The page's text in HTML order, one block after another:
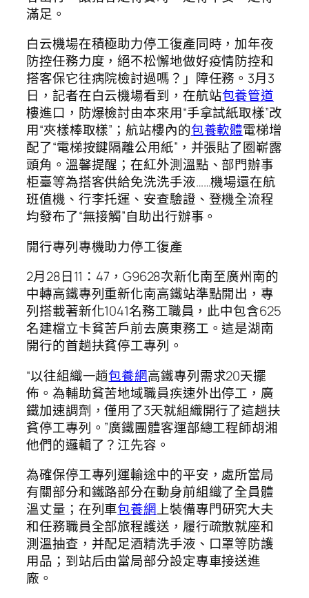
滿足。
白云機場在積極助力停工復產同時，加年夜
防控任務力度，絕不松懈地做好疫情防控和
搭客保它往病院檢討過嗎？」障任務。3月3
日，記者在白云機場看到，在航站包養管道
樓進口，防爆檢討由本來用“手拿試紙取樣”改
用“夾樣棒取樣”；航站樓內的包養軟體電梯增
配了“電梯按鍵隔離公用紙”，并張貼了圈嶄露
頭角。溫馨提醒；在紅外測溫點、部門辦事
柜臺等為搭客供給免洗洗手液……機場還在航
班值機、行李托運、安查驗證、登機全流程
均發布了“無接觸”自助出行辦事。
開行專列專機助力停工復產
2月28日11：47，G9628次新化南至廣州南的
中轉高鐵專列重新化南高鐵站準點開出，專
列搭載著新化1041名務工職員，此中包含625
名建檔立卡貧苦戶前去廣東務工。這是湖南
開行的首趟扶貧停工專列。
“以往組織一趟包養網高鐵專列需求20天擺
佈。為輔助貧苦地域職員疾速外出停工，廣
鐵加速調劑，僅用了3天就組織開行了這趟扶
貧停工專列。”廣鐵團體客運部總工程師胡湘
他們的邏輯了？江先容。
為確保停工專列運輸途中的平安，處所當局
有關部分和鐵路部分在動身前組織了全員體
溫丈量；在列車包養網上裝備專門研究大夫
和任務職員全部旅程護送，履行疏散就座和
測溫抽查，并配足酒精洗手液、口罩等防護
用品；到站后由當局部分設定專車接送進
廠。